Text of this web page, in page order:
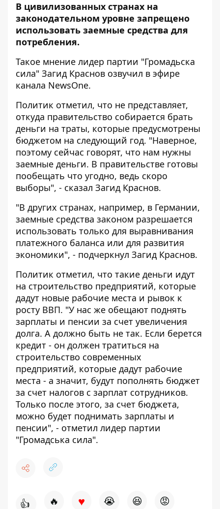
В цивилизованных странах на
законодательном уровне запрещено
использовать заемные средства для
потребления.
Такое мнение лидер партии "Громадьска
сила" Загид Краснов озвучил в эфире
канала NewsOne.
Политик отметил, что не представляет,
откуда правительство собирается брать
деньги на траты, которые предусмотрены
бюджетом на следующий год. "Наверное,
поэтому сейчас говорят, что нам нужны
заемные деньги. В правительстве готовы
пообещать что угодно, ведь скоро
выборы", - сказал Загид Краснов.
"В других странах, например, в Германии,
заемные средства законом разрешается
использовать только для выравнивания
платежного баланса или для развития
экономики", - подчеркнул Загид Краснов.
Политик отметил, что такие деньги идут
на строительство предприятий, которые
дадут новые рабочие места и рывок к
росту ВВП. "У нас же обещают поднять
зарплаты и пенсии за счет увеличения
долга. А должно быть не так. Если берется
кредит - он должен тратиться на
строительство современных
предприятий, которые дадут рабочие
места - а значит, будут пополнять бюджет
за счет налогов с зарплат сотрудников.
Только после этого, за счет бюджета,
можно будет поднимать зарплаты и
пенсии", - отметил лидер партии
"Громадська сила".
👍 🔥 ♥ 😭 😆 😡